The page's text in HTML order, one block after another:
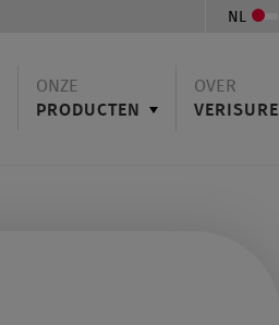
NL
PRODUCTEN
ONZE
VERISURE
OVER